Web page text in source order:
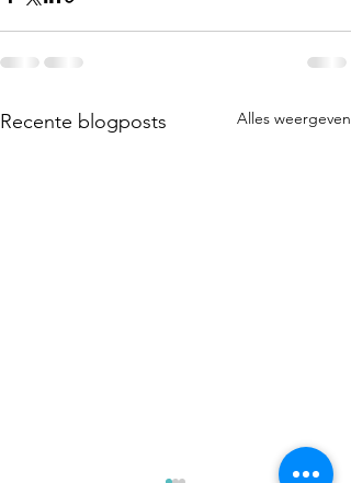
Recente blogposts Alles weergeven